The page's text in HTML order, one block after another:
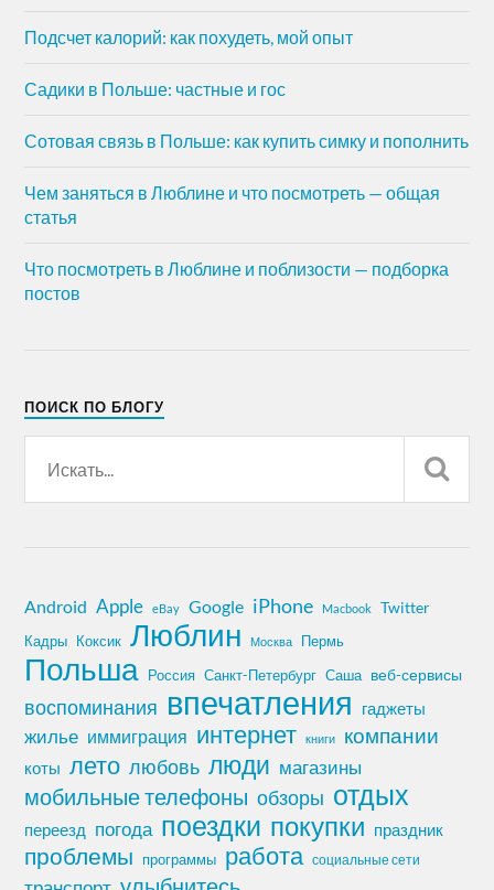
Подсчет калорий: как похудеть, мой опыт
Садики в Польше: частные и гос
Сотовая связь в Польше: как купить симку и пополнить
Чем заняться в Люблине и что посмотреть — общая
статья
Что посмотреть в Люблине и поблизости — подборка
постов
ПОИСК ПО БЛОГУ
Android Apple eBay Google iPhone Macbook Twitter
Кадры Коксик Люблин Москва Пермь
Польша Россия Санкт-Петербург Саша веб-сервисы
воспоминания впечатления гаджеты
жилье иммиграция интернет книги компании
коты лето любовь люди магазины
мобильные телефоны обзоры отдых
переезд погода поездки покупки праздник
проблемы программы работа социальные сети